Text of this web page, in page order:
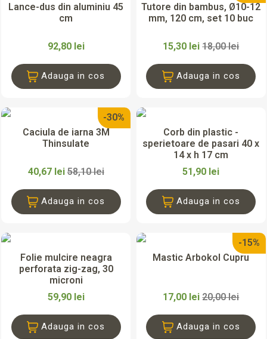
Lance-dus din aluminiu 45
cm
92,80 lei
Adauga in cos
Tutore din bambus, Ø10-12
mm, 120 cm, set 10 buc
15,30 lei18,00 lei
Adauga in cos
Caciula de iarna 3M
Thinsulate
40,67 lei58,10 lei
-30%
Adauga in cos
Corb din plastic -
sperietoare de pasari 40 x
14 x h 17 cm
51,90 lei
Adauga in cos
Folie mulcire neagra
perforata zig-zag, 30
microni
59,90 lei
Adauga in cos
Mastic Arbokol Cupru
17,00 lei20,00 lei
-15%
Adauga in cos